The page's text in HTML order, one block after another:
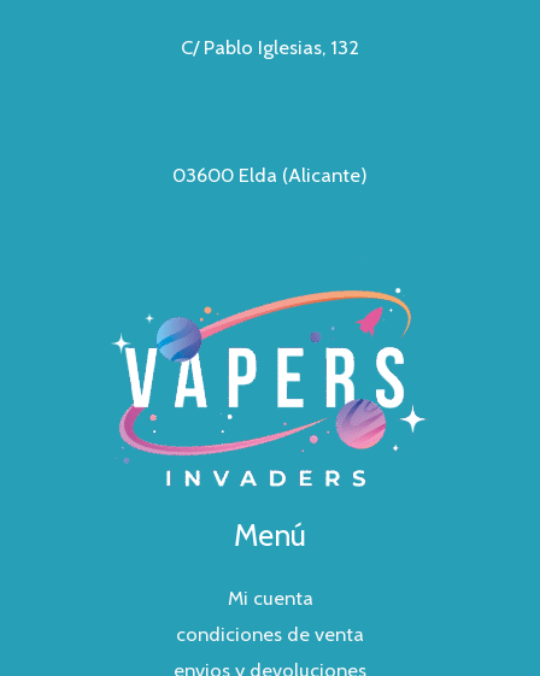
C/ Pablo Iglesias, 132
03600 Elda (Alicante)
Menú
Mi cuenta
condiciones de venta
envios y devoluciones